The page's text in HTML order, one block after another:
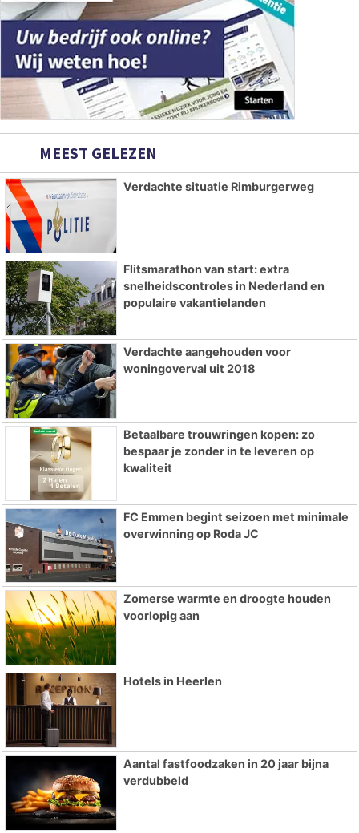
MEEST GELEZEN
Verdachte situatie Rimburgerweg
Flitsmarathon van start: extra
snelheidscontroles in Nederland en
populaire vakantielanden
Verdachte aangehouden voor
woningoverval uit 2018
Betaalbare trouwringen kopen: zo
bespaar je zonder in te leveren op
kwaliteit
FC Emmen begint seizoen met minimale
overwinning op Roda JC
Zomerse warmte en droogte houden
voorlopig aan
Hotels in Heerlen
Aantal fastfoodzaken in 20 jaar bijna
verdubbeld